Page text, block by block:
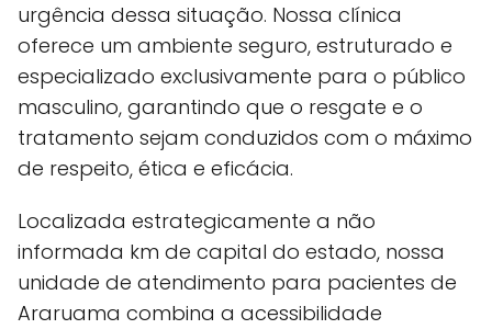
urgência dessa situação. Nossa clínica
oferece um ambiente seguro, estruturado e
especializado exclusivamente para o público
masculino, garantindo que o resgate e o
tratamento sejam conduzidos com o máximo
de respeito, ética e eficácia.
Localizada estrategicamente a não
informada km de capital do estado, nossa
unidade de atendimento para pacientes de
Araruama combina a acessibilidade